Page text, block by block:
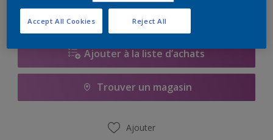
Ajouter à la liste d’achats
Trouver un magasin
Ajouter
Reject All
Accept All Cookies